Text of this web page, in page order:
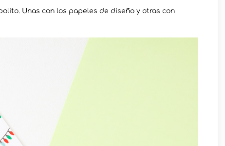
Unas con los papeles de diseño y otras con